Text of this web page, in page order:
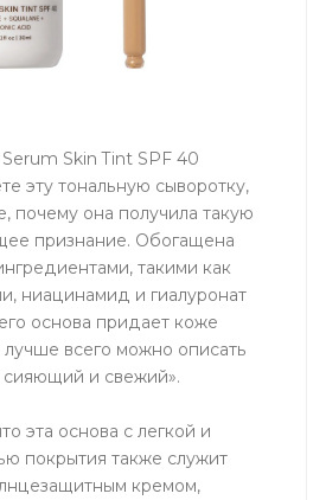
Skin Tint SPF 40
эту тональную сыворотку,
почему она получила такую
признание. Обогащена
такими как
ниацинамид и гиалуронат
основа придает коже
всего можно описать
сияющий и свежий».
эта основа с легкой и
покрытия также служит
кремом,